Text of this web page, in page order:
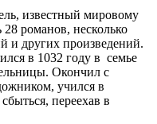
известный мировому
романов, несколько
и других произведений.
в 1032 году в семье
Окончил с
учился в
переехав в